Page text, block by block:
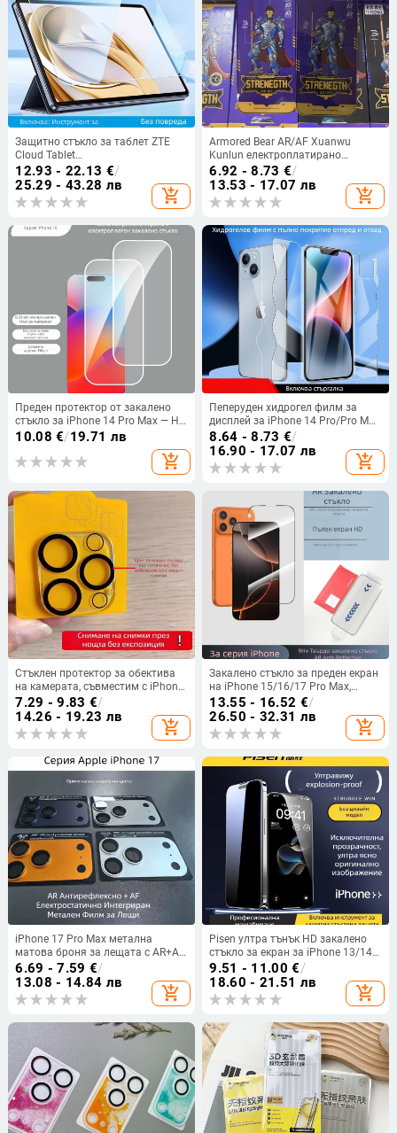
Защитно стъкло за таблет ZTE
Cloud Tablet
W205DS/W203DS/W200DS –
закалено, взривоустойчиво,
защита на очите, анти зелена
светлина
12.93 - 22.13 €/
25.29 - 43.28 лв
add_shopping_cart
Armored Bear AR/AF Xuanwu
Kunlun електроплатирано
закалено защитно стъкло за
iPhone 14 Pro Max –
пълноекранно покритие,
поверителност, прахоустойчиво,
6.92 - 8.73 €/
13.53 - 17.07 лв
add_shopping_cart
Преден протектор от закалено
стъкло за iPhone 14 Pro Max — HD,
анти отпечатъци, удароустойчив
10.08 €/19.71 лв
add_shopping_cart
Пеперуден хидрогел филм за
дисплей за iPhone 14 Pro/Pro Max
– пълно покритие, HD, анти-синя
светлина
8.64 - 8.73 €/
16.90 - 17.07 лв
add_shopping_cart
Стъклен протектор за обектива
на камерата, съвместим с iPhone
16 Pro Max, iPhone 15 и задните
камери на iPhone 14
7.29 - 9.83 €/
14.26 - 19.23 лв
add_shopping_cart
Закалено стъкло за преден екран
на iPhone 15/16/17 Pro Max,
висока дефиниция,
антиотразително,
антибактериално, устойчиво на
надраскване, пълно покритие
13.55 - 16.52 €/
26.50 - 32.31 лв
add_shopping_cart
iPhone 17 Pro Max метална
матова броня за лещата с AR+AF
антиотразителен филм,
интегрирана защита
6.69 - 7.59 €/
13.08 - 14.84 лв
add_shopping_cart
Pisen ултра тънък HD закалено
стъкло за екран за iPhone 13/14
серия — преден прахоустойчив
протектор
9.51 - 11.00 €/
18.60 - 21.51 лв
add_shopping_cart